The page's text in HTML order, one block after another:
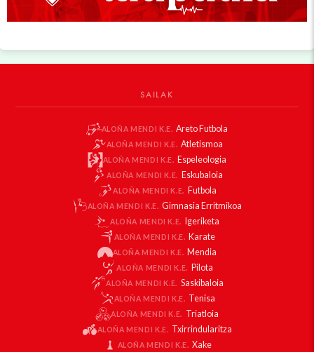
SAILAK
ALOÑA MENDI K.E. Areto Futbola
ALOÑA MENDI K.E. Atletismoa
ALOÑA MENDI K.E. Espeleologia
ALOÑA MENDI K.E. Eskubaloia
ALOÑA MENDI K.E. Futbola
ALOÑA MENDI K.E. Gimnasia Erritmikoa
ALOÑA MENDI K.E. Igeriketa
ALOÑA MENDI K.E. Karate
ALOÑA MENDI K.E. Mendia
ALOÑA MENDI K.E. Pilota
ALOÑA MENDI K.E. Saskibaloia
ALOÑA MENDI K.E. Tenisa
ALOÑA MENDI K.E. Triatloia
ALOÑA MENDI K.E. Txirrindularitza
ALOÑA MENDI K.E. Xake